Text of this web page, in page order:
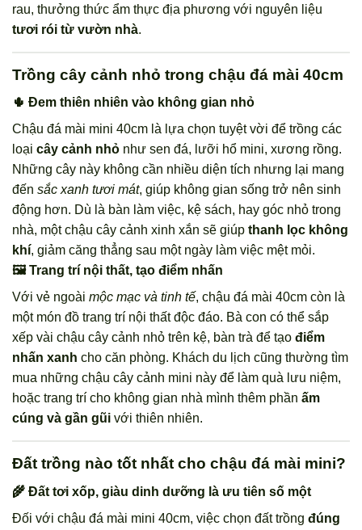
rau, thưởng thức ẩm thực địa phương với nguyên liệu
tươi rói từ vườn nhà.
Trồng cây cảnh nhỏ trong chậu đá mài 40cm
🌵 Đem thiên nhiên vào không gian nhỏ
Chậu đá mài mini 40cm là lựa chọn tuyệt vời để trồng các
loại cây cảnh nhỏ như sen đá, lưỡi hổ mini, xương rồng.
Những cây này không cần nhiều diện tích nhưng lại mang
đến sắc xanh tươi mát, giúp không gian sống trở nên sinh
động hơn. Dù là bàn làm việc, kệ sách, hay góc nhỏ trong
nhà, một chậu cây cảnh xinh xắn sẽ giúp thanh lọc không
khí, giảm căng thẳng sau một ngày làm việc mệt mỏi.
🖼️ Trang trí nội thất, tạo điểm nhấn
Với vẻ ngoài mộc mạc và tinh tế, chậu đá mài 40cm còn là
một món đồ trang trí nội thất độc đáo. Bà con có thể sắp
xếp vài chậu cây cảnh nhỏ trên kệ, bàn trà để tạo điểm
nhấn xanh cho căn phòng. Khách du lịch cũng thường tìm
mua những chậu cây cảnh mini này để làm quà lưu niệm,
hoặc trang trí cho không gian nhà mình thêm phần ấm
cúng và gần gũi với thiên nhiên.
Đất trồng nào tốt nhất cho chậu đá mài mini?
🌾 Đất tơi xốp, giàu dinh dưỡng là ưu tiên số một
Đối với chậu đá mài mini 40cm, việc chọn đất trồng đúng